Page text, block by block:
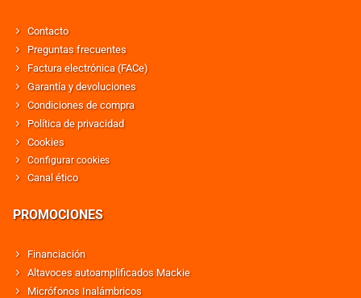
Contacto
Preguntas frecuentes
Factura electrónica (FACe)
Garantía y devoluciones
Condiciones de compra
Política de privacidad
Cookies
Configurar cookies
Canal ético
PROMOCIONES
Financiación
Altavoces autoamplificados Mackie
Micrófonos Inalámbricos